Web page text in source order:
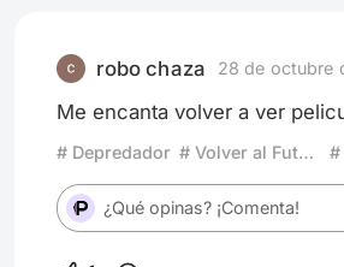
visto la saga de Volver al Fut
robo chaza 28 de octubre
Me encanta volver a ver
# Depredador # Volver al Futuro #
¿Qué opinas? ¡Comenta!